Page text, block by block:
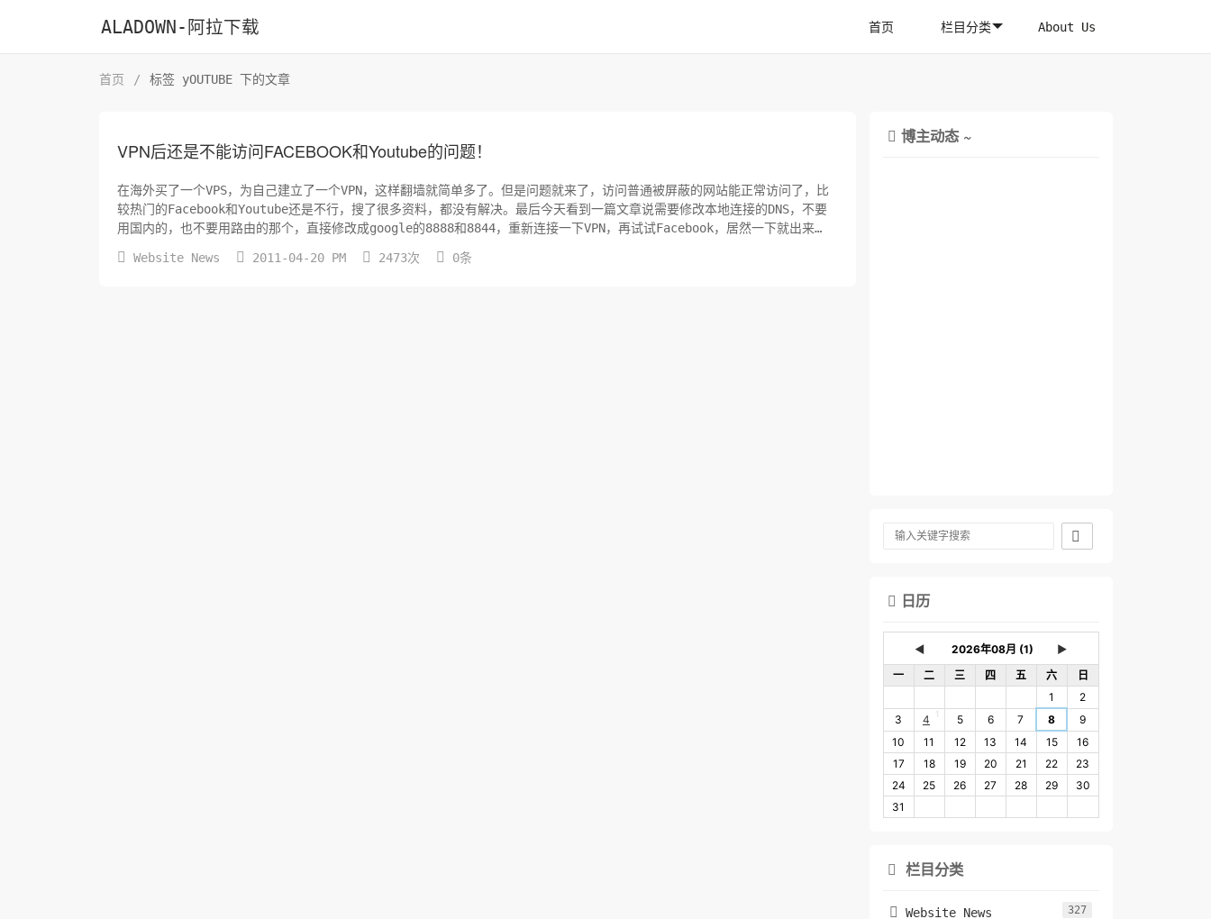
ALADOWN-阿拉下载 首页 栏目分类 About Us
首页 / 标签 yOUTUBE 下的文章
VPN后还是不能访问FACEBOOK和Youtube的问题！
在海外买了一个VPS，为自己建立了一个VPN，这样翻墙就简单多了。但是问题就来了，访问普通被屏蔽的网站能正常访问了，比
较热门的Facebook和Youtube还是不行，搜了很多资料，都没有解决。最后今天看到一篇文章说需要修改本地连接的DNS，不要
用国内的，也不要用路由的那个，直接修改成google的8888和8844，重新连接一下VPN，再试试Facebook，居然一下就出来
 Website News  2011-04-20 PM  2473次  0条
 博主动态 ~

 日历
◄
►
一
二 三 四 五 六
日
1
2
3
4 1 5 6 7 8
9
10
11 12 13 14 15
16
17
18 19 20 21 22
23
24
25 26 27 28 29
30
31
 栏目分类
 Website News 327